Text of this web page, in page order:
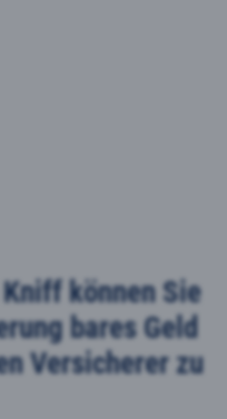
können Sie
bares Geld
Versicherer zu